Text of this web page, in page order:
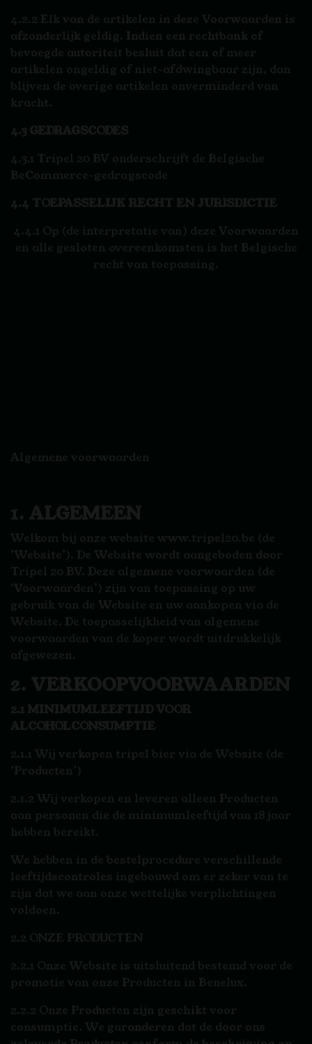
4.2.2 Elk van de artikelen in deze Voorwaarden is
afzonderlijk geldig. Indien een rechtbank of
bevoegde autoriteit besluit dat een of meer
artikelen ongeldig of niet-afdwingbaar zijn, dan
blijven de overige artikelen onverminderd van
kracht.
4.3 GEDRAGSCODES
4.3.1 Tripel 20 BV onderschrijft de Belgische
BeCommerce-gedragscode
4.4 TOEPASSELIJK RECHT EN JURISDICTIE
4.4.1 Op (de interpretatie van) deze Voorwaarden
en alle gesloten overeenkomsten is het Belgische
recht van toepassing.
Algemene voorwaarden
1. ALGEMEEN
Welkom bij onze website www.tripel20.be (de
‘Website’). De Website wordt aangeboden door
Tripel 20 BV. Deze algemene voorwaarden (de
‘Voorwaarden’) zijn van toepassing op uw
gebruik van de Website en uw aankopen via de
Website. De toepasselijkheid van algemene
voorwaarden van de koper wordt uitdrukkelijk
afgewezen.
2. VERKOOPVOORWAARDEN
2.1 MINIMUMLEEFTIJD VOOR
ALCOHOLCONSUMPTIE
2.1.1 Wij verkopen tripel bier via de Website (de
‘Producten’)
2.1.2 Wij verkopen en leveren alleen Producten
aan personen die de minimumleeftijd van 18 jaar
hebben bereikt.
We hebben in de bestelprocedure verschillende
leeftijdscontroles ingebouwd om er zeker van te
zijn dat we aan onze wettelijke verplichtingen
voldoen.
2.2 ONZE PRODUCTEN
2.2.1 Onze Website is uitsluitend bestemd voor de
promotie van onze Producten in Benelux.
2.2.2 Onze Producten zijn geschikt voor
consumptie. We garanderen dat de door ons